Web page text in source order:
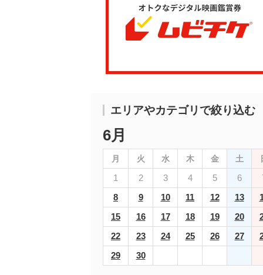
エリアやカテゴリで絞り込む
6月
月 火 水 木 金 土
1 2 3 4 5 6
8
9 10 11 12 13
15
16 17 18 19 20
22
23 24 25 26 27
29
30